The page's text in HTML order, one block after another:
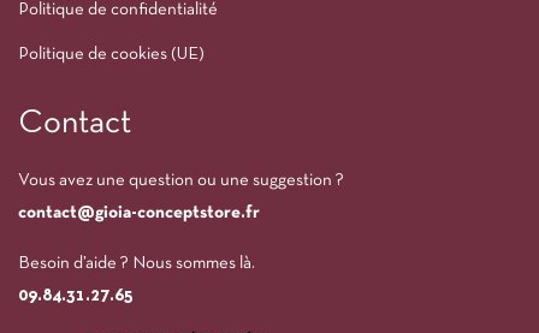
Politique de confidentialité
Politique de cookies (UE)
Contact
Vous avez une question ou une suggestion ?
contact@gioia-conceptstore.fr
Besoin d’aide ? Nous sommes là.
09.84.31.27.65